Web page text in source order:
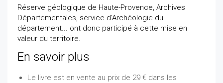
Réserve géologique de Haute-Provence, Archives
Départementales, service d’Archéologie du
département... ont donc participé à cette mise en
valeur du territoire.
En savoir plus
Le livre est en vente au prix de 29 € dans les